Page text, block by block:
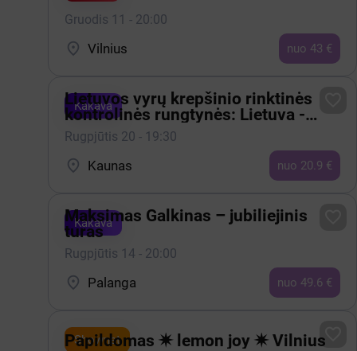
Gruodis 11 - 20:00
 Vilnius nuo 43 €
Kakava
Lietuvos vyrų krepšinio rinktinės
kontrolinės rungtynės: Lietuva -
Estija
Rugpjūtis 20 - 19:30
 Kaunas nuo 20.9 €
Kakava
Maksimas Galkinas – jubiliejinis
turas
Rugpjūtis 14 - 20:00
 Palanga nuo 49.6 €
Shownet 
Papildomas ✷ lemon joy ✷ Vilnius